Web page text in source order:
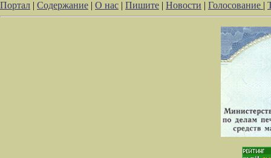
Портал | Содержание | О нас | Пишите | Новости | Голосование |